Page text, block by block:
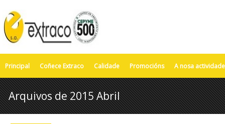
Principal Coñece Extraco Calidade Promocións A nosa actividade
Arquivos de 2015 Abril